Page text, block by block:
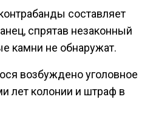
составляет
спрятав незаконный
камни не обнаружат.
возбуждено уголовное
лет колонии и штраф в